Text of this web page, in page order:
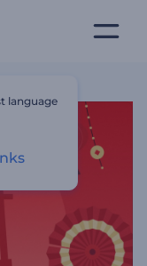
language